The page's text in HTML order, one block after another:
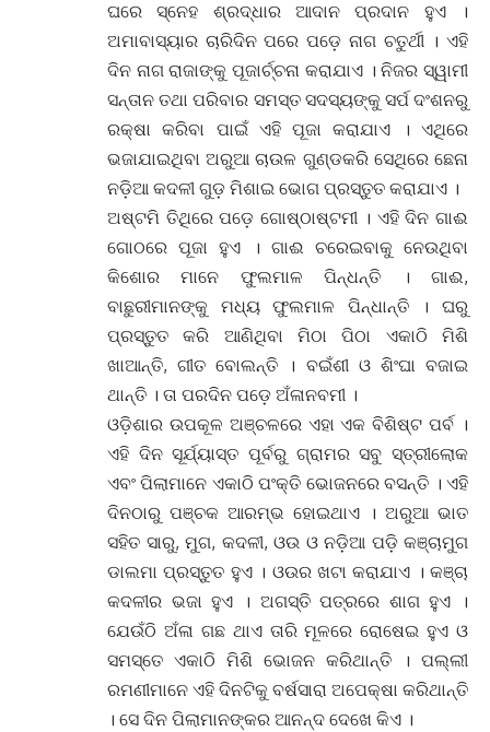
ଘରେ ସ୍ନେହ ଶ୍ରଦ୍ଧାର ଆଦାନ ପ୍ରଦାନ ହୁଏ ।
ଅମାବାସ୍ୟାର ଚାରିଦିନ ପରେ ପଡ଼େ ନାଗ ଚତୁର୍ଥୀ । ଏହି
ଦିନ ନାଗ ରାଜାଙ୍କୁ ପୂଜାର୍ଚ୍ଚନା କରାଯାଏ । ନିଜର ସ୍ୱାମୀ
ସନ୍ତାନ ତଥା ପରିବାର ସମସ୍ତ ସଦସ୍ୟଙ୍କୁ ସର୍ପ ଦଂଶନରୁ
ରକ୍ଷା କରିବା ପାଇଁ ଏହି ପୂଜା କରାଯାଏ । ଏଥିରେ
ଭଜାଯାଇଥିବା ଅରୁଆ ଚାଉଳ ଗୁଣ୍ଡକରି ସେଥିରେ ଛେନା
ନଡ଼ିଆ କଦଳୀ ଗୁଡ଼ ମିଶାଇ ଭୋଗ ପ୍ରସ୍ତୁତ କରାଯାଏ ।
ଅଷ୍ଟମି ତିଥିରେ ପଡ଼େ ଗୋଷ୍ଠାଷ୍ଟମୀ । ଏହି ଦିନ ଗାଈ
ଗୋଠରେ ପୂଜା ହୁଏ । ଗାଈ ଚରେଇବାକୁ ନେଉଥିବା
କିଶୋର ମାନେ ଫୁଲମାଳ ପିନ୍ଧନ୍ତି । ଗାଈ,
ବାଛୁରୀମାନଙ୍କୁ ମଧ୍ୟ ଫୁଲମାଳ ପିନ୍ଧାନ୍ତି । ଘରୁ
ପ୍ରସ୍ତୁତ କରି ଆଣିଥିବା ମିଠା ପିଠା ଏକାଠି ମିଶି
ଖାଆନ୍ତି, ଗୀତ ବୋଲନ୍ତି । ବଇଁଶୀ ଓ ଶିଂଘା ବଜାଇ
ଥାନ୍ତି । ତା ପରଦିନ ପଡ଼େ ଅଁଳାନବମୀ ।
ଓଡ଼ିଶାର ଉପକୂଳ ଅଞ୍ଚଳରେ ଏହା ଏକ ବିଶିଷ୍ଟ ପର୍ବ ।
ଏହି ଦିନ ସୂର୍ଯ୍ୟାସ୍ତ ପୂର୍ବରୁ ଗ୍ରାମର ସବୁ ସ୍ତ୍ରୀଲୋକ
ଏବଂ ପିଲାମାନେ ଏକାଠି ପଂକ୍ତି ଭୋଜନରେ ବସନ୍ତି । ଏହି
ଦିନଠାରୁ ପଞ୍ଚକ ଆରମ୍ଭ ହୋଇଥାଏ । ଅରୁଆ ଭାତ
ସହିତ ସାରୁ, ମୁଗ, କଦଳୀ, ଓଉ ଓ ନଡ଼ିଆ ପଡ଼ି କଞ୍ଚାମୁଗ
ଡାଲମା ପ୍ରସ୍ତୁତ ହୁଏ । ଓଉର ଖଟା କରାଯାଏ । କଞ୍ଚା
କଦଳୀର ଭଜା ହୁଏ । ଅଗସ୍ତି ପତ୍ରରେ ଶାଗ ହୁଏ ।
ଯେଉଁଠି ଅଁଳା ଗଛ ଥାଏ ତାରି ମୂଳରେ ରୋଷେଇ ହୁଏ ଓ
ସମସ୍ତେ ଏକାଠି ମିଶି ଭୋଜନ କରିଥାନ୍ତି । ପଲ୍ଲୀ
ରମଣୀମାନେ ଏହି ଦିନଟିକୁ ବର୍ଷସାରା ଅପେକ୍ଷା କରିଥାନ୍ତି
। ସେ ଦିନ ପିଲାମାନଙ୍କର ଆନନ୍ଦ ଦେଖେ କିଏ ।